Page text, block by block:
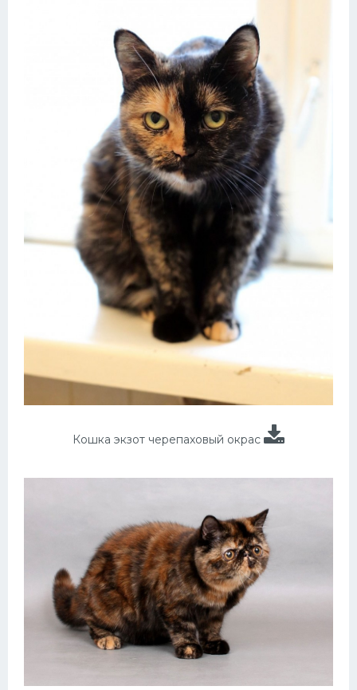
Кошка экзот черепаховый окрас